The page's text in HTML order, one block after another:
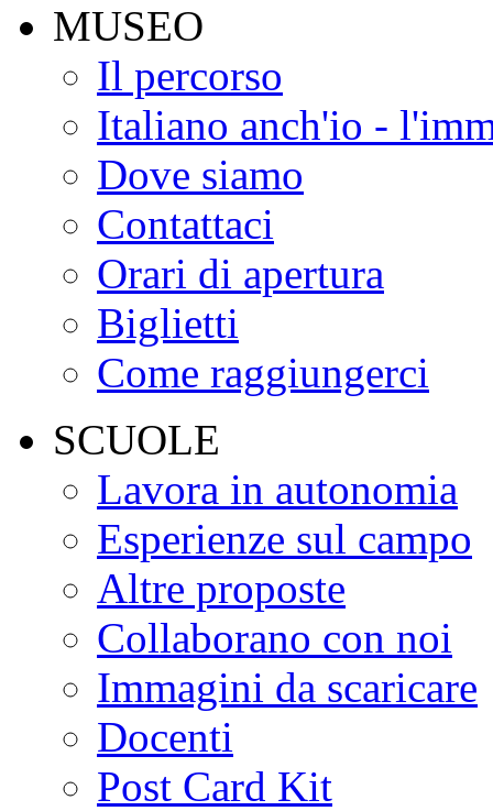
MUSEO
Il percorso
Italiano anch'io -
Dove siamo
Contattaci
Orari di apertura
Biglietti
Come raggiungerci
SCUOLE
Lavora in autonomia
Esperienze sul campo
Altre proposte
Collaborano con noi
Immagini da scaricare
Docenti
Post Card Kit